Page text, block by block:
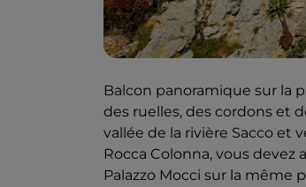
Balcon panoramique sur la
des ruelles, des cordons et
vallée de la rivière Sacco et
Rocca Colonna, vous
Palazzo Mocci sur la même